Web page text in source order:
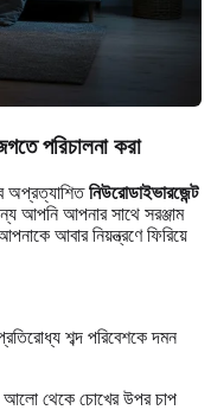
পরিচালনা করা
অপ্রত্যাশিতনিউরোডাইভারজেন্ট
আপনি আপনার সাথে সরঞ্জাম
আবার নিয়ন্ত্রণে ফিরিয়ে
শব্দ পরিবেশকে দমন
থেকে চোখের উপর চাপ